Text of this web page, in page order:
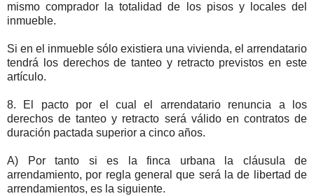
mismo comprador la totalidad de los pisos y locales del
inmueble.
Si en el inmueble sólo existiera una vivienda, el arrendatario
tendrá los derechos de tanteo y retracto previstos en este
artículo.
8. El pacto por el cual el arrendatario renuncia a los
derechos de tanteo y retracto será válido en contratos de
duración pactada superior a cinco años.
A) Por tanto si es la finca urbana la cláusula de
arrendamiento, por regla general que será la de libertad de
arrendamientos, es la siguiente.